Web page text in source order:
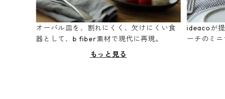
オーバル皿を、割れにくく、欠けにくい食
器として、b fiber素材で現代に再現。
もっと見る
ideacoが
ーチのミニ